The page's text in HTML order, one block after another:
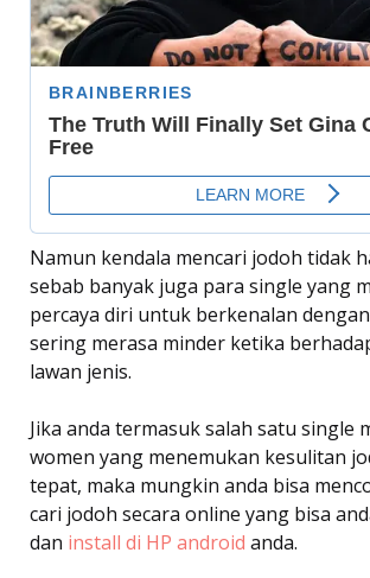
Namun kendala mencari jodoh tidak
sebab banyak juga para single yang
percaya diri untuk berkenalan
sering merasa minder ketika
lawan jenis.
Jika anda termasuk salah satu single
women yang menemukan kesulitan
tepat, maka mungkin anda bisa
cari jodoh secara online yang bisa
dan install di HP android anda.